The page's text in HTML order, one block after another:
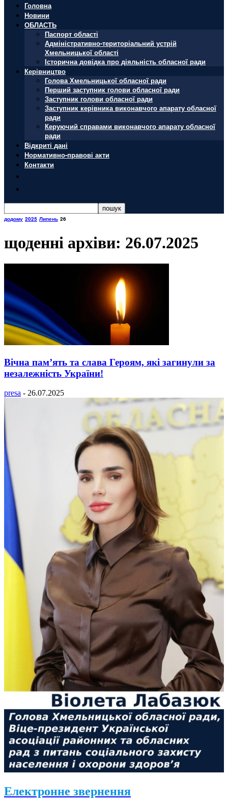
Головна
Новини
ОБЛАСТЬ
Паспорт області
Адміністративно-територіальний устрій
Хмельницької області
Історична довідка про діяльність обласної ради
Керівництво
Голова Хмельницької обласної ради
Перший заступник голови обласної ради
Заступник голови обласної ради
Заступник керівника виконавчого апарату обласної
ради
Керуючий справами виконавчого апарату обласної
ради
Відкриті дані
Нормативно-правові акти
Контакти
додому 2025 Липень 26
щоденні архіви: 26.07.2025
Вічна пам’ять та слава Героям, які загинули за
незалежність України!
presa - 26.07.2025
Електронне звернення